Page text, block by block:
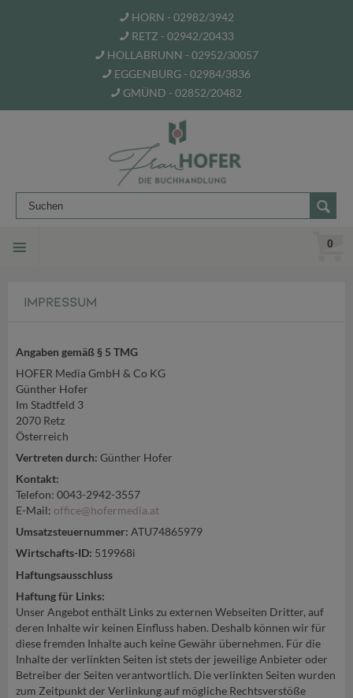
HORN - 02982/3942
RETZ - 02942/20433
HOLLABRUNN - 02952/30057
EGGENBURG - 02984/3836
GMÜND - 02852/20482
0
IMPRESSUM
Angaben gemäß § 5 TMG
HOFER Media GmbH & Co KG
Günther Hofer
Im Stadtfeld 3
2070 Retz
Österreich
Vertreten durch: Günther Hofer
Kontakt:
Telefon: 0043-2942-3557
E-Mail: office@hofermedia.at
Umsatzsteuernummer: ATU74865979
Wirtschafts-ID: 519968i
Haftungsausschluss
Haftung für Links:
Unser Angebot enthält Links zu externen Webseiten Dritter, auf
deren Inhalte wir keinen Einfluss haben. Deshalb können wir für
diese fremden Inhalte auch keine Gewähr übernehmen. Für die
Inhalte der verlinkten Seiten ist stets der jeweilige Anbieter oder
Betreiber der Seiten verantwortlich. Die verlinkten Seiten wurden
zum Zeitpunkt der Verlinkung auf mögliche Rechtsverstöße